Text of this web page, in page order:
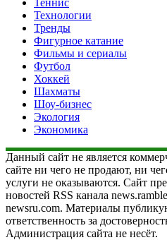
Технологии
Тренды
Фигурное катание
Фильмы и сериалы
Футбол
Хоккей
Шахматы
Шоу-бизнес
Экология
Экономика
Данный сайт не является
сайте ни чего не продают, ни
услуги не оказываются. Сайт
новостей RSS канала
newsru.com. Материалы
ответственность за
Администрация сайта не несёт.